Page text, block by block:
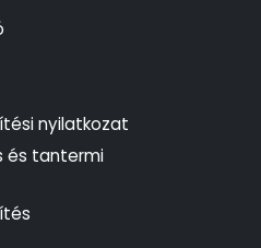
nyilatkozat
és tantermi